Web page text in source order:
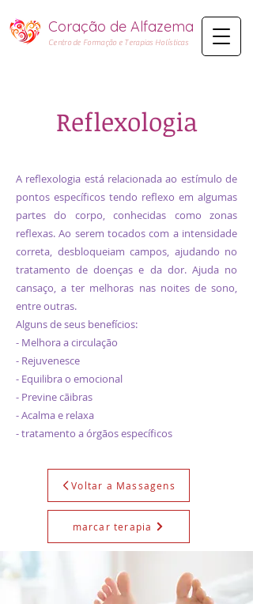
Coração de Alfazema​
Centro de Formação e Terapias Holísticas
Reflexologia
A reflexologia está relacionada ao estímulo de
pontos específicos tendo reflexo em algumas
partes do corpo, conhecidas como zonas
reflexas. Ao serem tocados com a intensidade
correta, desbloqueiam campos, ajudando no
tratamento de doenças e da dor. Ajuda no
cansaço, a ter melhoras nas noites de sono,
entre outras.
Alguns de seus benefícios:
- Melhora a circulação
- Rejuvenesce
- Equilibra o emocional
- Previne cãibras
- Acalma e relaxa
- tratamento a órgãos específicos
Voltar a Massagens
marcar terapia